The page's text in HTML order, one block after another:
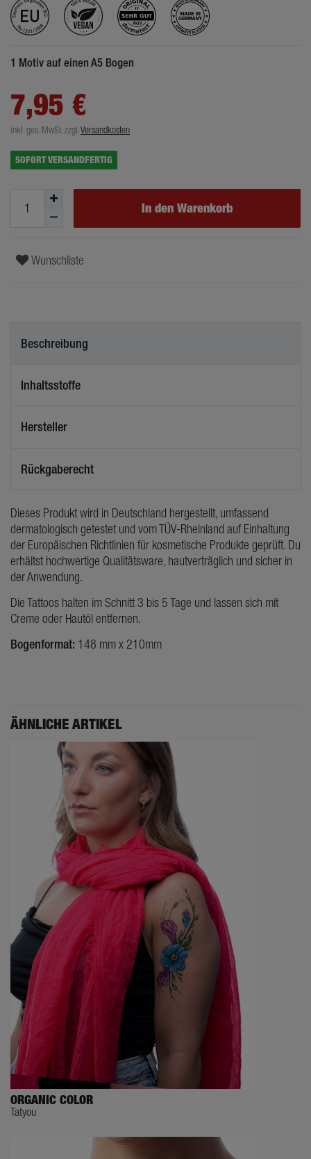
1 Motiv auf einen A5 Bogen
7,95 €
inkl. ges. MwSt.zzgl.Versandkosten
SOFORT VERSANDFERTIG
In den Warenkorb
Wunschliste
Beschreibung
Inhaltsstoffe
Hersteller
Rückgaberecht
Dieses Produkt wird in Deutschland hergestellt, umfassend
dermatologisch getestet und vom TÜV-Rheinland auf Einhaltung
der Europäischen Richtlinien für kosmetische Produkte geprüft. Du
erhältst hochwertige Qualitätsware, hautverträglich und sicher in
der Anwendung.
Die Tattoos halten im Schnitt 3 bis 5 Tage und lassen sich mit
Creme oder Hautöl entfernen.
Bogenformat: 148 mm x 210mm
ÄHNLICHE ARTIKEL
ORGANIC COLOR
Tatyou